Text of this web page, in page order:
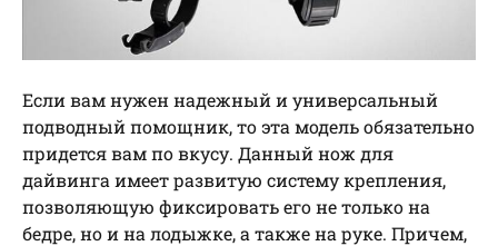
Если вам нужен надежный и универсальный
подводный помощник, то эта модель обязательно
придется вам по вкусу. Данный нож для
дайвинга имеет развитую систему крепления,
позволяющую фиксировать его не только на
бедре, но и на лодыжке, а также на руке. Причем,